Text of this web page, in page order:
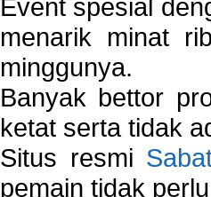
Event spesial
menarik minat
minggunya.
Banyak bettor
ketat serta tidak
Situs resmi
pemain tidak